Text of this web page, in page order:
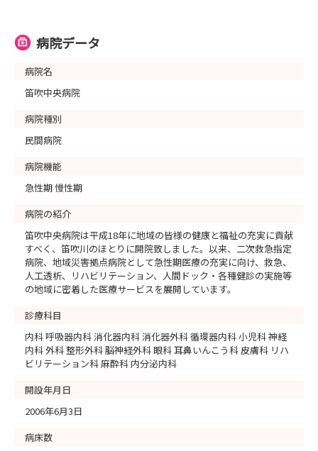
病院データ
病院名
笛吹中央病院
病院種別
民間病院
病院機能
急性期 慢性期
病院の紹介
笛吹中央病院は平成18年に地域の皆様の健康と福祉の充実に貢献
すべく、笛吹川のほとりに開院致しました。以来、二次救急指定
病院、地域災害拠点病院として急性期医療の充実に向け、救急、
人工透析、リハビリテーション、人間ドック・各種健診の実施等
の地域に密着した医療サービスを展開しています。
診療科目
内科 呼吸器内科 消化器内科 消化器外科 循環器内科 小児科 神経
内科 外科 整形外科 脳神経外科 眼科 耳鼻いんこう科 皮膚科 リハ
ビリテーション科 麻酔科 内分泌内科
開設年月日
2006年6月3日
病床数